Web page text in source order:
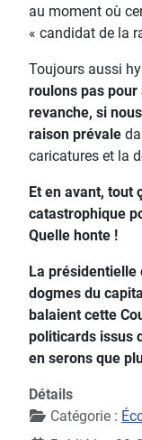
au moment où
« candidat de la
Toujours aussi
roulons pas
revanche, si
raison prévale
caricatures et la
Et en avant, tout
catastrophique
Quelle honte !
La
dogmes du
balaient cette
politicards issus
en serons que
Détails
Catégorie :